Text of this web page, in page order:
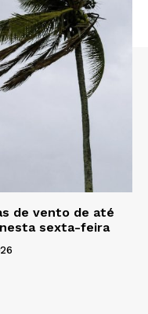
de vento de até
sexta-feira